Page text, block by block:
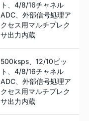
ト、4/8/16チャネル
ADC、外部信号処理ア
クセス用マルチプレク
サ出力内蔵
500ksps、12/10ビッ
ト、4/8/16チャネル
ADC、外部信号処理ア
クセス用マルチプレク
サ出力内蔵